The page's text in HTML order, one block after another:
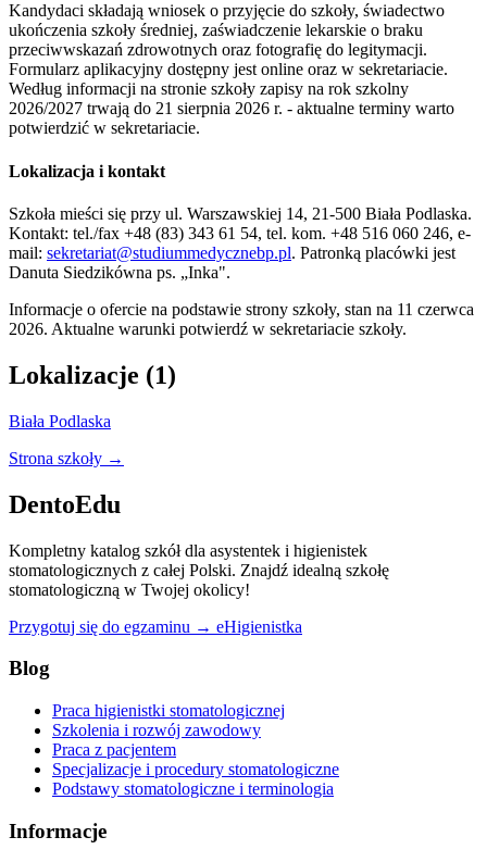
Kandydaci składają wniosek o przyjęcie do szkoły, świadectwo
ukończenia szkoły średniej, zaświadczenie lekarskie o braku
przeciwwskazań zdrowotnych oraz fotografię do legitymacji.
Formularz aplikacyjny dostępny jest online oraz w sekretariacie.
Według informacji na stronie szkoły zapisy na rok szkolny
2026/2027 trwają do 21 sierpnia 2026 r. - aktualne terminy warto
potwierdzić w sekretariacie.
Lokalizacja i kontakt
Szkoła mieści się przy ul. Warszawskiej 14, 21-500 Biała Podlaska.
Kontakt: tel./fax +48 (83) 343 61 54, tel. kom. +48 516 060 246, e-
mail: sekretariat@studiummedycznebp.pl. Patronką placówki jest
Danuta Siedzikówna ps. „Inka".
Informacje o ofercie na podstawie strony szkoły, stan na 11 czerwca
2026. Aktualne warunki potwierdź w sekretariacie szkoły.
Lokalizacje (1)
Biała Podlaska
Strona szkoły →
DentoEdu
Kompletny katalog szkół dla asystentek i higienistek
stomatologicznych z całej Polski. Znajdź idealną szkołę
stomatologiczną w Twojej okolicy!
Przygotuj się do egzaminu → eHigienistka
Blog
Praca higienistki stomatologicznej
Szkolenia i rozwój zawodowy
Praca z pacjentem
Specjalizacje i procedury stomatologiczne
Podstawy stomatologiczne i terminologia
Informacje